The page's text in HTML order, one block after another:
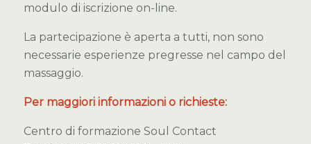
modulo di iscrizione on-line.
La partecipazione è aperta a tutti, non sono
necessarie esperienze pregresse nel campo del
massaggio.
Per maggiori informazioni o richieste:
Centro di formazione Soul Contact